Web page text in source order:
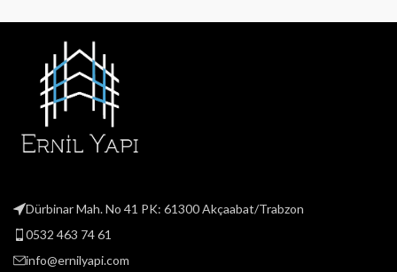
Dürbinar Mah. No 41 PK: 61300 Akçaabat/Trabzon
0532 463 74 61
info@ernilyapi.com